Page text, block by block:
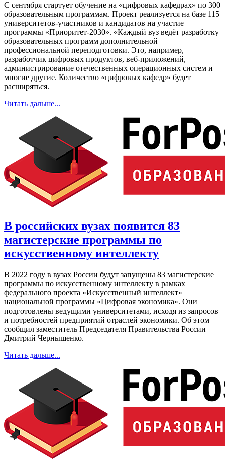
С сентября стартует обучение на «цифровых кафедрах» по 300
образовательным программам. Проект реализуется на базе 115
университетов-участников и кандидатов на участие
программы «Приоритет-2030». «Каждый вуз ведёт разработку
образовательных программ дополнительной
профессиональной переподготовки. Это, например,
разработчик цифровых продуктов, веб-приложений,
администрирование отечественных операционных систем и
многие другие. Количество «цифровых кафедр» будет
расширяться.
Читать дальше...
В российских вузах появится 83
магистерские программы по
искусственному интеллекту
В 2022 году в вузах России будут запущены 83 магистерские
программы по искусственному интеллекту в рамках
федерального проекта «Искусственный интеллект»
национальной программы «Цифровая экономика». Они
подготовлены ведущими университетами, исходя из запросов
и потребностей предприятий отраслей экономики. Об этом
сообщил заместитель Председателя Правительства России
Дмитрий Чернышенко.
Читать дальше...